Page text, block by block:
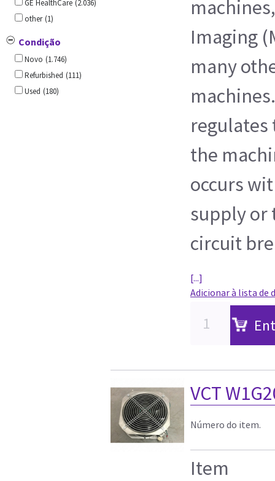
GE HealthCare (2.036)
other (1)
Condição
Novo (1.746)
Refurbished (111)
Used (180)
Imaging
many
the
occurs
supply or
circuit
[...]
Adicionar à lista de
VCT
Número do item.
Item